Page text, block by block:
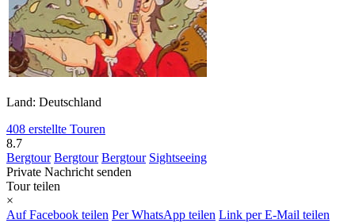
Land: Deutschland
408 erstellte Touren
8.7
Bergtour Bergtour Bergtour Sightseeing
Private Nachricht senden
Tour teilen
×
Auf Facebook teilen Per WhatsApp teilen Link per E-Mail teilen